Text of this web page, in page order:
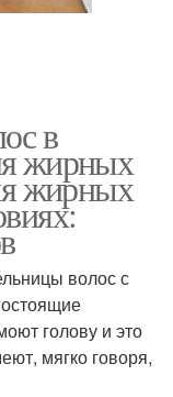
в
жирных
жирных
волос с
голову и это
мягко говоря,